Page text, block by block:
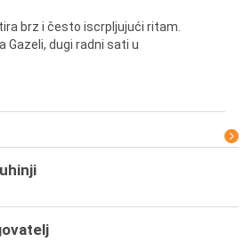
brz i često iscrpljujući ritam.
Gazeli, dugi radni sati u